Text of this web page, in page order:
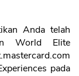
Anda telah
World Elite
pada